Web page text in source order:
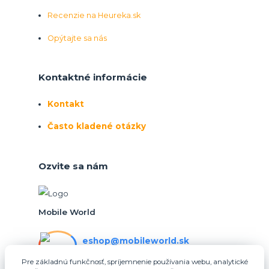
Recenzie na Heureka.sk
Opýtajte sa nás
Kontaktné informácie
Kontakt
Často kladené otázky
Ozvite sa nám
Mobile World
eshop@mobileworld.sk
Pre základnú funkčnosť, spríjemnenie používania webu, analytické